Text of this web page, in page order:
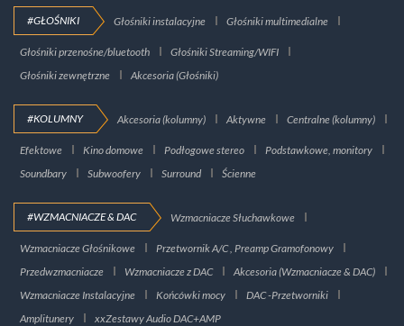
#GŁOŚNIKI Głośniki instalacyjne Głośniki multimedialne
Głośniki przenośne/bluetooth
Głośniki Streaming/WIFI
Głośniki zewnętrzne
Akcesoria (Głośniki)
#KOLUMNY Akcesoria (kolumny) Aktywne Centralne (kolumny)
Efektowe Kino domowe Podłogowe stereo
Podstawkowe, monitory
Soundbary
Subwoofery Surround Ścienne
#WZMACNIACZE & DAC Wzmacniacze Słuchawkowe
Wzmacniacze Głośnikowe
Przetwornik A/C , Preamp Gramofonowy
Przedwzmacniacze
Wzmacniacze z DAC
Akcesoria (Wzmacniacze & DAC)
Wzmacniacze Instalacyjne
Końcówki mocy
DAC -Przetworniki
Amplitunery
xxZestawy Audio DAC+AMP